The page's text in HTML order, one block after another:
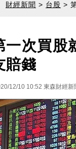
財經新聞 > 台股 >
一次買股
賠錢
12/10 10:52 東森財經新